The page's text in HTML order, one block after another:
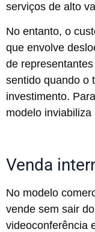
serviços de alto
No entanto, o
que envolve
de
sentido quando o
investimento.
modelo inviabiliza
Venda
No modelo
vende sem sair
videoconferência